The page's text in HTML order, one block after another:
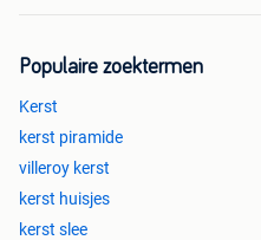
Populaire zoektermen
Kerst
kerst piramide
villeroy kerst
kerst huisjes
kerst slee